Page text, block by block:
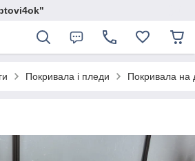
Покривала і пледи Покривала на